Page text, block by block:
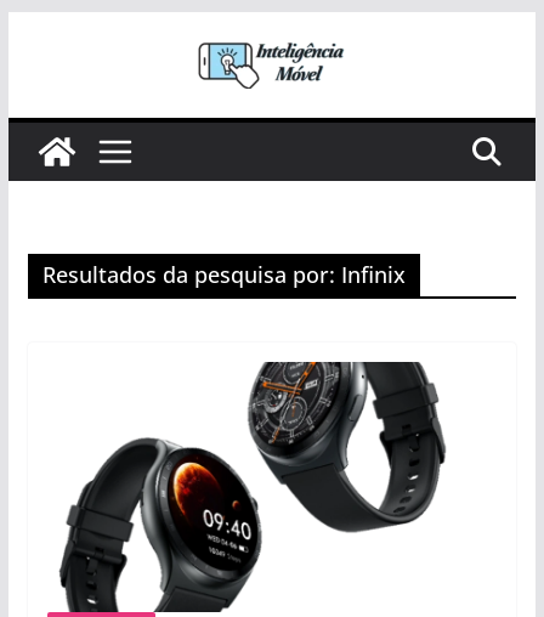
conteúdo
Resultados da pesquisa por: Infinix